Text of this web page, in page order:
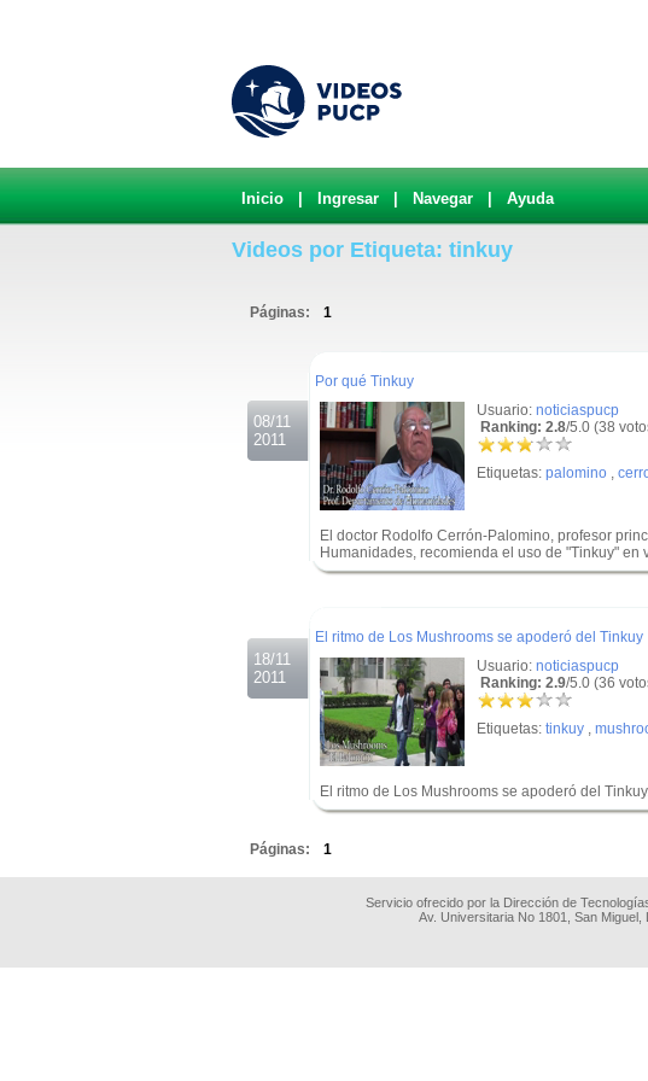
Inicio Ingresar Navegar Ayuda
Videos por Etiqueta: tinkuy
Páginas: 1
08/11
2011
Por qué Tinkuy
Usuario: noticiaspucp
Ranking: 2.8/5.0 (38
Etiquetas: palomino ,
El doctor Rodolfo Cerrón-Palomino, profesor
Humanidades, recomienda el uso de "Tinkuy"
18/11
2011
El ritmo de Los Mushrooms se apoderó del Tinkuy
Usuario: noticiaspucp
Ranking: 2.9/5.0 (36
Etiquetas: tinkuy ,
El ritmo de Los Mushrooms se apoderó del
Páginas: 1
Servicio ofrecido por la Dirección de
Av. Universitaria No 1801, San